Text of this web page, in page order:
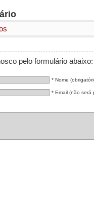
pelo formulário abaixo:
* Nome
* Email (não será